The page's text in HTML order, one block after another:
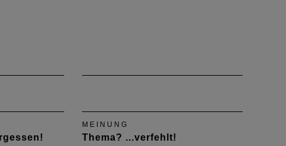
MEINUNG
Thema? ...verfehlt!